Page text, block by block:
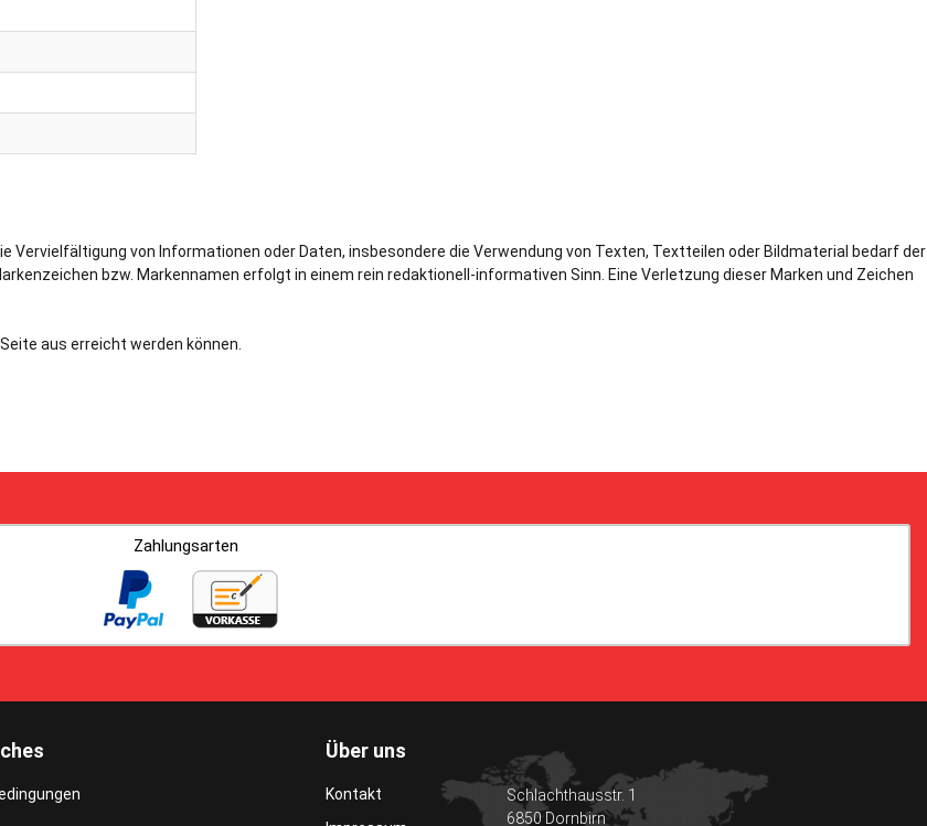
Vervielfältigung von Informationen oder Daten, insbesondere die Verwendung von Texten, Textteilen oder Bildmaterial bedarf der
bzw. Markennamen erfolgt in einem rein redaktionell-informativen Sinn. Eine Verletzung dieser Marken und Zeichen
aus erreicht werden können.
Zahlungsarten
Über uns
Kontakt
Schlachthausstr. 1
6850 Dornbirn